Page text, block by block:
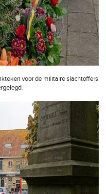
voor de militaire slachtoffers